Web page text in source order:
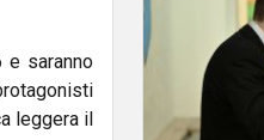
e saranno
leggera il